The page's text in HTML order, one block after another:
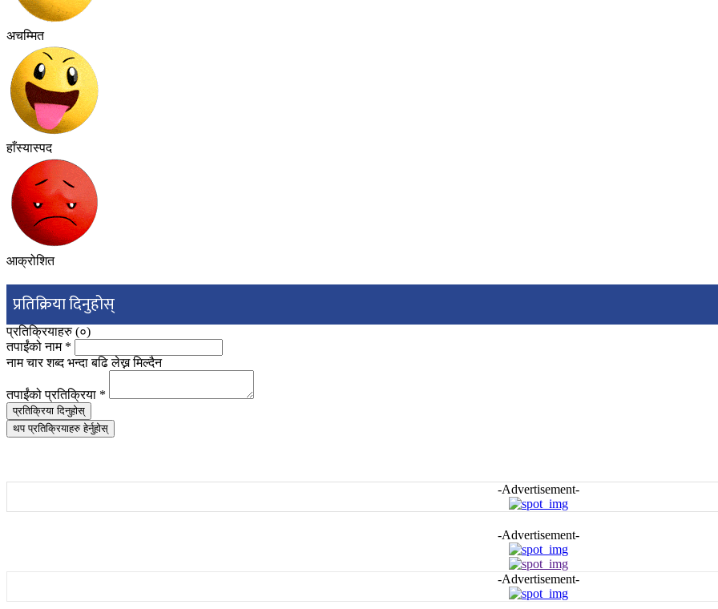
अचम्मित
हाँस्यास्पद
आक्रोशित
प्रतिक्रिया दिनुहोस्
प्रतिक्रियाहरु (०)
तपाईंको नाम *
नाम चार शब्द भन्दा बढि लेख्न मिल्दैन
तपाईंको प्रतिक्रिया *
प्रतिक्रिया दिनुहोस्
थप प्रतिक्रियाहरु हेर्नुहोस्
-Advertisement-
-Advertisement-
-Advertisement-